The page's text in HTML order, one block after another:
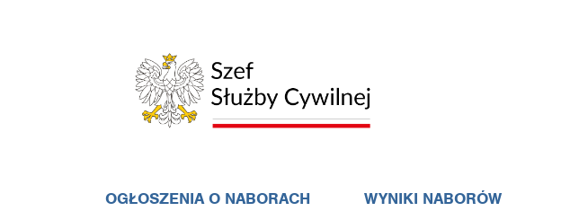
OGŁOSZENIA O NABORACH WYNIKI NABORÓW